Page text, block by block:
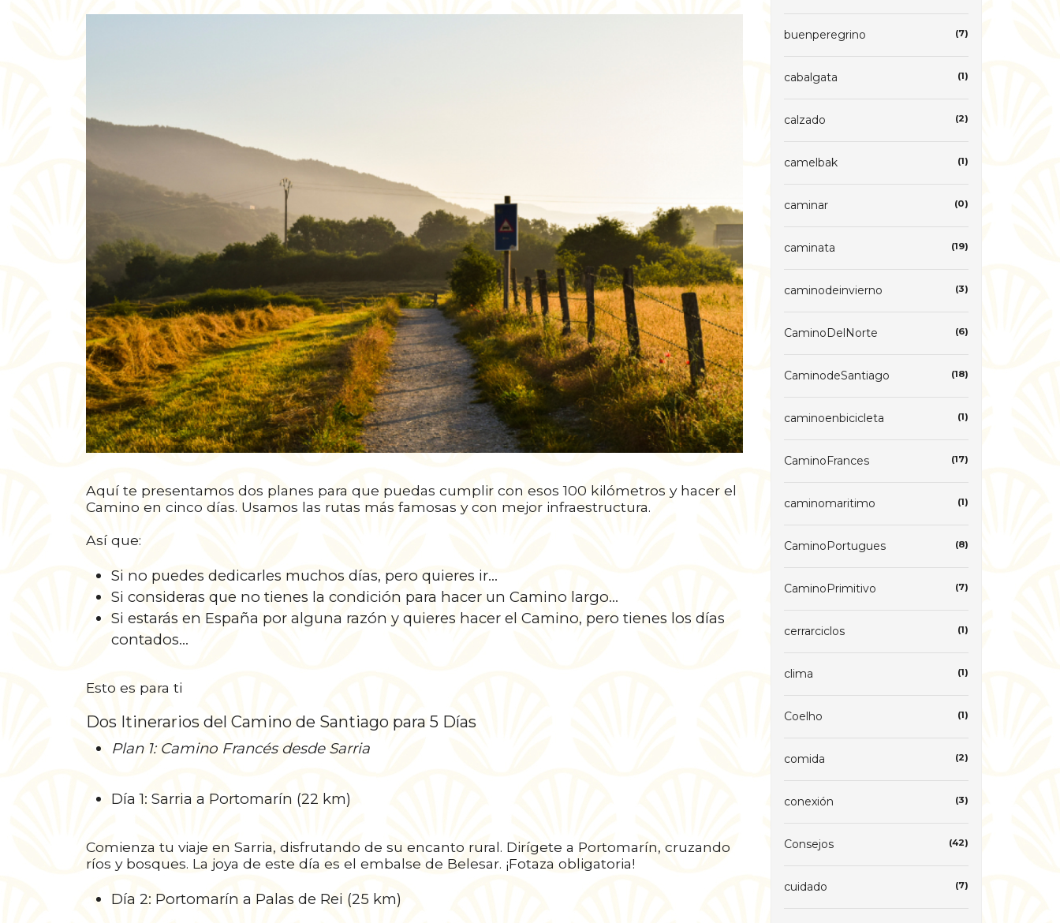
Aquí te presentamos dos planes para que puedas cumplir con esos 100 kilómetros y hacer el
Camino en cinco días. Usamos las rutas más famosas y con mejor infraestructura.
Así que:
Si no puedes dedicarles muchos días, pero quieres ir…
Si consideras que no tienes la condición para hacer un Camino largo…
Si estarás en España por alguna razón y quieres hacer el Camino, pero tienes los días
contados…
Esto es para ti
Dos Itinerarios del Camino de Santiago para 5 Días
Plan 1: Camino Francés desde Sarria
Día 1: Sarria a Portomarín (22 km)
Comienza tu viaje en Sarria, disfrutando de su encanto rural. Dirígete a Portomarín, cruzando
ríos y bosques. La joya de este día es el embalse de Belesar. ¡Fotaza obligatoria!
Día 2: Portomarín a Palas de Rei (25 km)
buenperegrino (7)
cabalgata (1)
calzado (2)
camelbak (1)
caminar (0)
caminata (19)
caminodeinvierno (3)
CaminoDelNorte (6)
CaminodeSantiago (18)
caminoenbicicleta (1)
CaminoFrances (17)
caminomaritimo (1)
CaminoPortugues (8)
CaminoPrimitivo (7)
cerrarciclos (1)
clima (1)
Coelho (1)
comida (2)
conexión (3)
Consejos (42)
cuidado (7)